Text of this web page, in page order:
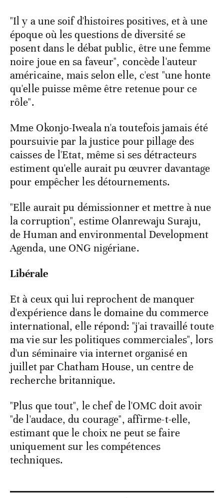
"Il y a une soif d'histoires positives, et à une
époque où les questions de diversité se
posent dans le débat public, être une femme
noire joue en sa faveur", concède l'auteur
américaine, mais selon elle, c'est "une honte
qu'elle puisse même être retenue pour ce
rôle".
Mme Okonjo-Iweala n'a toutefois jamais été
poursuivie par la justice pour pillage des
caisses de l'Etat, même si ses détracteurs
estiment qu'elle aurait pu œuvrer davantage
pour empêcher les détournements.
"Elle aurait pu démissionner et mettre à nue
la corruption", estime Olanrewaju Suraju,
de Human and environmental Development
Agenda, une ONG nigériane.
Libérale
Et à ceux qui lui reprochent de manquer
d'expérience dans le domaine du commerce
international, elle répond: "j'ai travaillé toute
ma vie sur les politiques commerciales", lors
d'un séminaire via internet organisé en
juillet par Chatham House, un centre de
recherche britannique.
"Plus que tout", le chef de l'OMC doit avoir
"de l'audace, du courage", affirme-t-elle,
estimant que le choix ne peut se faire
uniquement sur les compétences
techniques.